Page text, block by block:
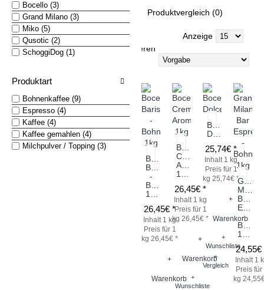
Bocello (3)
Grand Milano (3)
Miko (5)
Qusotic (2)
SchoggiDog (1)
Produktart
Bohnenkaffee (9)
Espresso (4)
Kaffee (4)
Kaffee gemahlen (4)
Milchpulver / Topping (3)
Produktvergleich (0)
Anzeige
Sortieren
Bocello
Barista
-
Bohne
26,45€ *
Inhalt 1 kg
Preis für 1
kg 26,45€ *
+
Warenkorb
Bocello
Crema
Aroma
26,45€ *
Inhalt 1 kg
Preis für 1
kg 26,45€ *
+
Warenkorb
+
Wunschliste
Bocello
25,74€ *
Inhalt 1 kg
Preis für 1
kg 25,74€ *
+
Warenkorb
+
Wunschliste
+
Vergleich
Grand
Milano
Bar
-
Bohne
24,55€
Inhalt 1
Preis für
kg